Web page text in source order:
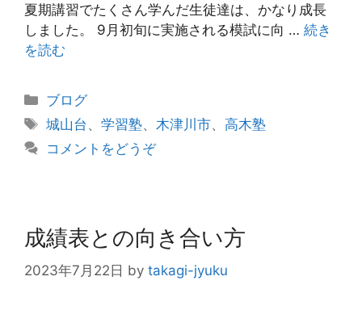
夏期講習でたくさん学んだ生徒達は、かなり成長
しました。 9月初旬に実施される模試に向 … 続き
を読む
カ
テ
リ
ブログ
タ
グ
城山台 、学習塾、木津川市、高木塾
コメントをどうぞ
成績表との向き合い方
2023年7月22日 by takagi-jyuku